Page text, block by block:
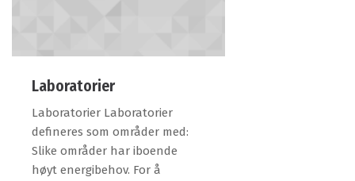
Laboratorier
Laboratorier Laboratorier
defineres som områder med:
Slike områder har iboende
høyt energibehov. For å